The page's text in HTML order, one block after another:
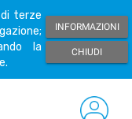
terze
la
INFORMAZIONI
CHIUDI